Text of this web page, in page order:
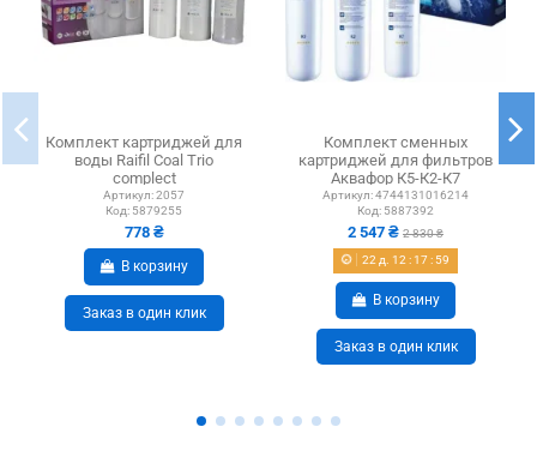
Комплект картриджей для
воды Raifil Coal Trio
complect
Артикул:2057
Код: 5879255
778 ₴
В корзину
Заказ в один клик
Комплект сменных
картриджей для фильтров
Аквафор К5-К2-К7
Артикул:4744131016214
Код: 5887392
2 547 ₴ 2 830 ₴
22 д. 12 : 17: 59
В корзину
Заказ в один клик